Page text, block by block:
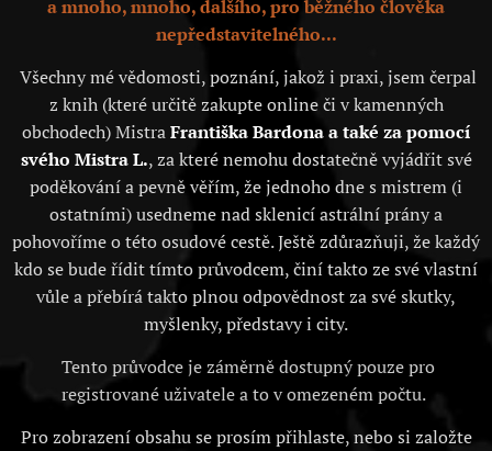
a mnoho, mnoho, dalšího, pro běžného člověka
nepředstavitelného...
Všechny mé vědomosti, poznání, jakož i praxi, jsem čerpal
z knih (které určitě zakupte online či v kamenných
obchodech) MistraFrantiška Bardona a také za pomocí
svého Mistra L., za které nemohu dostatečně vyjádřit své
poděkování a pevně věřím, že jednoho dne s mistrem (i
ostatními) usedneme nad sklenicí astrální prány a
pohovoříme o této osudové cestě. Ještě zdůrazňuji, že každý
kdo se bude řídit tímto průvodcem, činí takto ze své vlastní
vůle a přebírá takto plnou odpovědnost za své skutky,
myšlenky, představy i city.
Tento průvodce je záměrně dostupný pouze pro
registrované uživatele a to v omezeném počtu.
Pro zobrazení obsahu se prosím přihlaste, nebo si založte